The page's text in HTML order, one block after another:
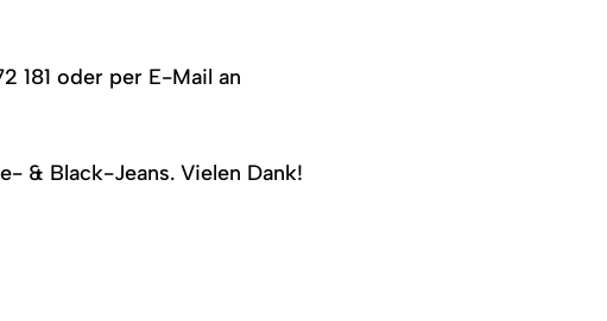
181 oder per E-Mail an
& Black-Jeans. Vielen Dank!